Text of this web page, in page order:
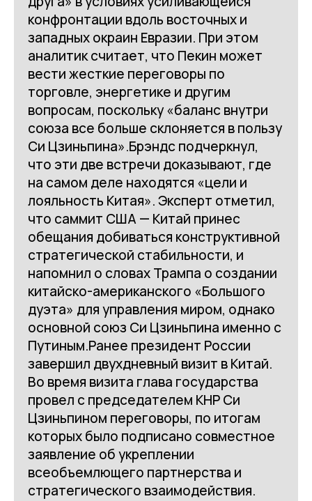
конфронтации вдоль восточных и
западных окраин Евразии. При этом
аналитик считает, что Пекин может
вести жесткие переговоры по
торговле, энергетике и другим
вопросам, поскольку «баланс внутри
союза все больше склоняется в пользу
Си Цзиньпина».Брэндс подчеркнул,
что эти две встречи доказывают, где
на самом деле находятся «цели и
лояльность Китая». Эксперт отметил,
что саммит США — Китай принес
обещания добиваться конструктивной
стратегической стабильности, и
напомнил о словах Трампа о создании
китайско-американского «Большого
дуэта» для управления миром, однако
основной союз Си Цзиньпина именно с
Путиным.Ранее президент России
завершил двухдневный визит в Китай.
Во время визита глава государства
провел с председателем КНР Си
Цзиньпином переговоры, по итогам
которых было подписано совместное
заявление об укреплении
всеобъемлющего партнерства и
стратегического взаимодействия.